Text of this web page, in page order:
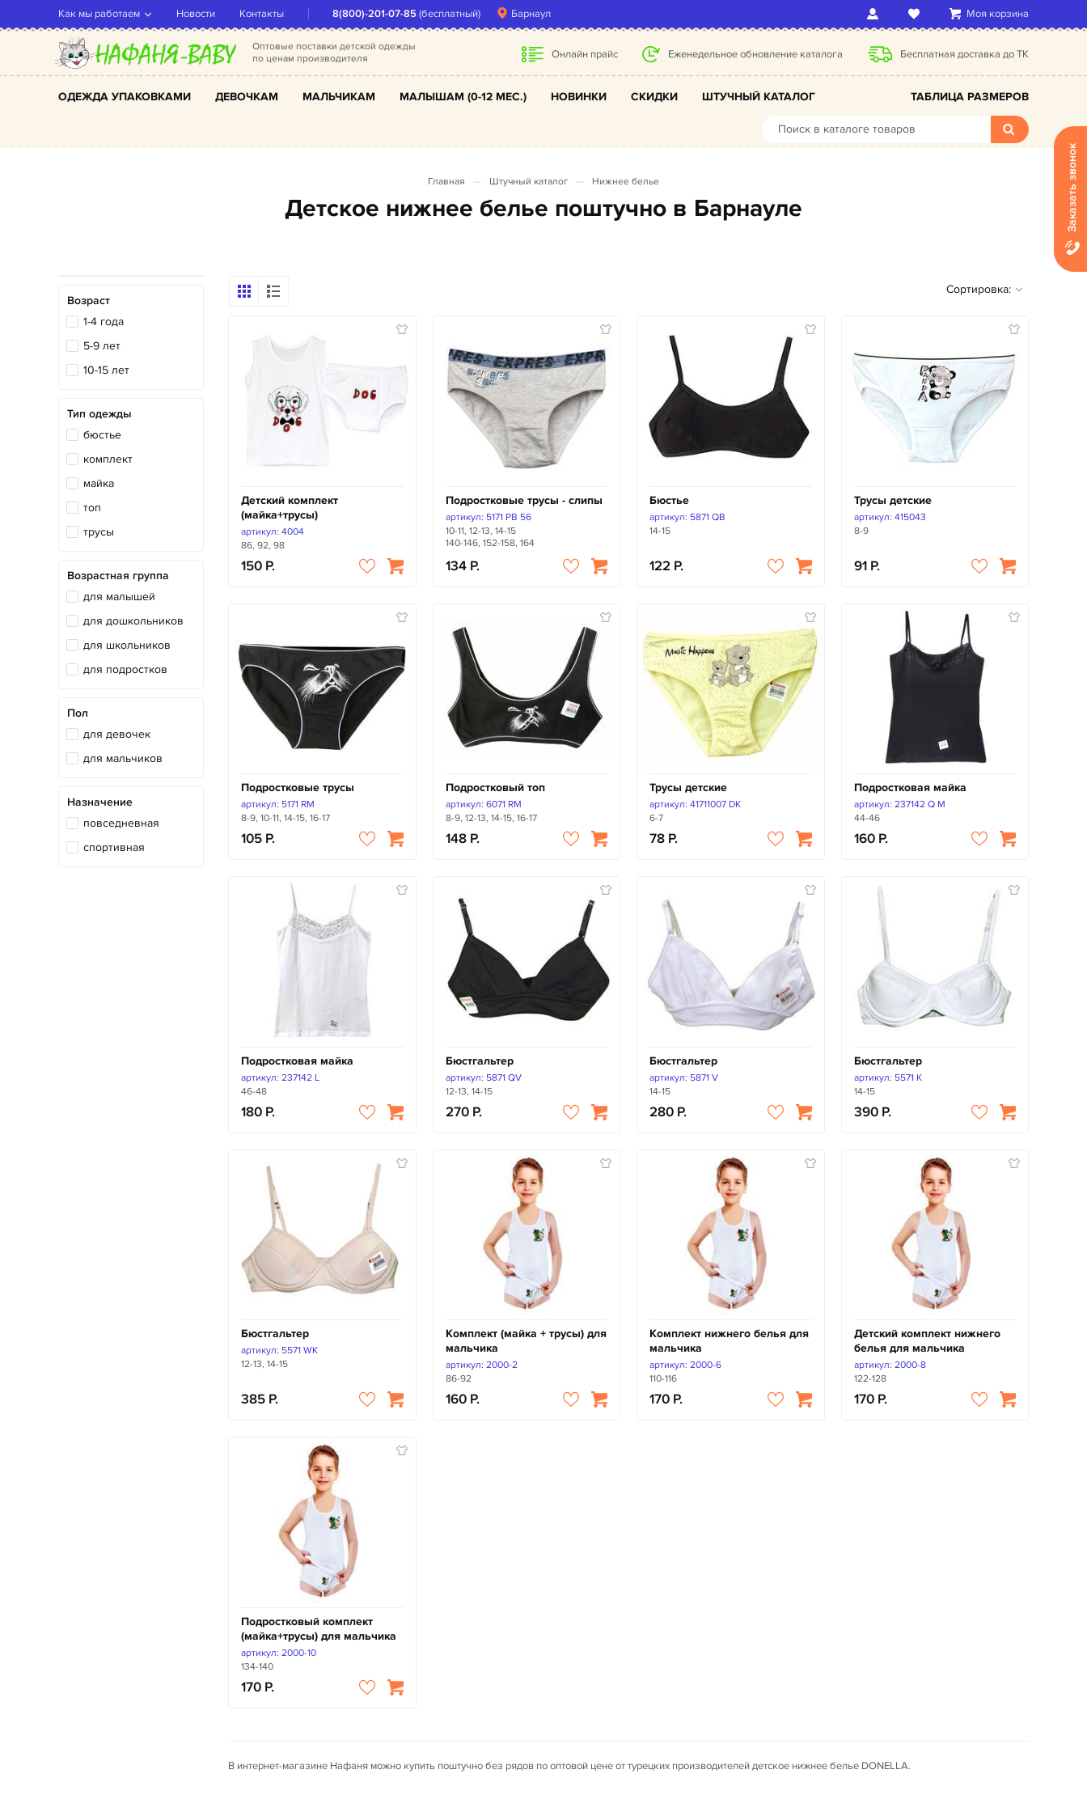
Моя корзина
Оптовые поставки детской одежды
по ценам производителя
Онлайн прайс Еженедельное обновление каталога Бесплатная доставка до ТК
ОДЕЖДА УПАКОВКАМИ ДЕВОЧКАМ МАЛЬЧИКАМ МАЛЫШАМ (0-12 МЕС.) НОВИНКИ СКИДКИ ШТУЧНЫЙ КАТАЛОГ ТАБЛИЦА РАЗМЕРОВ
Барнаул
8(800)-201-07-85(бесплатный)
Как мы работаем Новости Контакты
Главная Штучный каталог Нижнее белье
Детское нижнее белье поштучно в Барнауле
Возраст
1-4 года
5-9 лет
10-15 лет
Тип одежды
бюстье
комплект
майка
топ
трусы
Возрастная группа
для малышей
для дошкольников
для школьников
для подростков
Пол
для девочек
для мальчиков
Назначение
повседневная
спортивная
Сортировка:
Детский комплект
(майка+трусы)
артикул: 4004
86, 92, 98
150
Подростковые трусы - слипы
артикул: 5171 PB 56
10-11, 12-13, 14-15
140-146, 152-158, 164
134
Бюстье
артикул: 5871 QB
14-15
122
Трусы детские
артикул: 415043
8-9
91
Подростковые трусы
артикул: 5171 RM
8-9, 10-11, 14-15, 16-17
105
Подростковый топ
артикул: 6071 RM
8-9, 12-13, 14-15, 16-17
148
Трусы детские
артикул: 41711007 DK
6-7
78
Подростковая майка
артикул: 237142 Q M
44-46
160
Подростковая майка
артикул: 237142 L
46-48
180
Бюстгальтер
артикул: 5871 QV
12-13, 14-15
270
Бюстгальтер
артикул: 5871 V
14-15
280
Бюстгальтер
артикул: 5571 K
14-15
390
Бюстгальтер
артикул: 5571 WK
12-13, 14-15
385
Комплект (майка + трусы) для
мальчика
артикул: 2000-2
86-92
160
Комплект нижнего белья для
мальчика
артикул: 2000-6
110-116
170
Детский комплект нижнего
белья для мальчика
артикул: 2000-8
122-128
170
Подростковый комплект
(майка+трусы) для мальчика
артикул: 2000-10
134-140
170
В интернет-магазине Нафаня можно купить поштучно без рядов по оптовой цене от турецких производителей детское нижнее белье DONELLA.
Заказать звонок